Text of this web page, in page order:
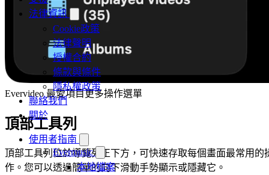
法律資訊
Cookie政策
法律聲明
授權合約
條款與條件
隱私權政策
聯絡我們
關於
使用者指南
Evermusic
本地檔案
Evervideo 最愛項目更多操作選單
頂部工具列
頂部工具列位於導覽列正下方，可快速存取每個畫面最常用的
作。您可以透過簡單的向下滑動手勢顯示或隱藏它。